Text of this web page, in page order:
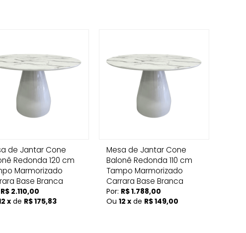
de Jantar Cone
Redonda 120 cm
Marmorizado
Base Branca
R$ 2.110,00
x de R$ 175,83
Mesa de Jantar Cone
Balonê Redonda 110 cm
Tampo Marmorizado
Carrara Base Branca
Por: R$ 1.788,00
Ou 12 x de R$ 149,00